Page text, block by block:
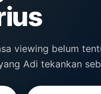
viewing belum
Adi tekankan